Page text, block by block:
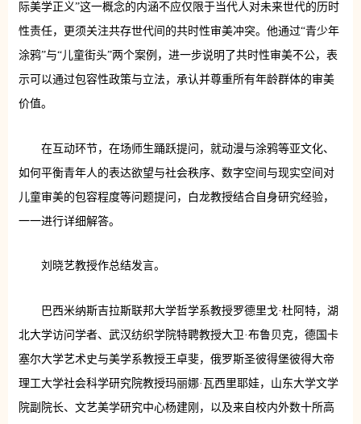
际美学正义”这一概念的内涵不应仅限于当代人对未来世代的历时
性责任，更须关注共存世代间的共时性审美冲突。他通过“青少年
涂鸦”与“儿童街头”两个案例，进一步说明了共时性审美不公，表
示可以通过包容性政策与立法，承认并尊重所有年龄群体的审美
价值。
在互动环节，在场师生踊跃提问，就动漫与涂鸦等亚文化、
如何平衡青年人的表达欲望与社会秩序、数字空间与现实空间对
儿童审美的包容程度等问题提问，白龙教授结合自身研究经验，
一一进行详细解答。
刘晓艺教授作总结发言。
巴西米纳斯吉拉斯联邦大学哲学系教授罗德里戈·杜阿特，湖
北大学访问学者、武汉纺织学院特聘教授大卫·布鲁贝克，德国卡
塞尔大学艺术史与美学系教授王卓斐，俄罗斯圣彼得堡彼得大帝
理工大学社会科学研究院教授玛丽娜·瓦西里耶娃，山东大学文学
院副院长、文艺美学研究中心杨建刚，以及来自校内外数十所高